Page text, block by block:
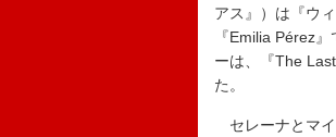
アス』）は『ウ
『Emilia Pérez
ーは、『The
た。
セレーナとマイ